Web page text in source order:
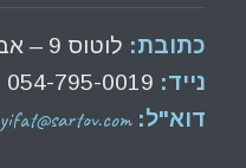
כתובת: לוטוס 9 – אבן יהודה
נייד: 054-795-0019
דוא"ל:yifat@sartov.com